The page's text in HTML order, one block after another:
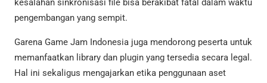
kesalahan sinkronisasi file bisa berakibat fatal dalam waktu
pengembangan yang sempit.
Garena Game Jam Indonesia juga mendorong peserta untuk
memanfaatkan library dan plugin yang tersedia secara legal.
Hal ini sekaligus mengajarkan etika penggunaan aset